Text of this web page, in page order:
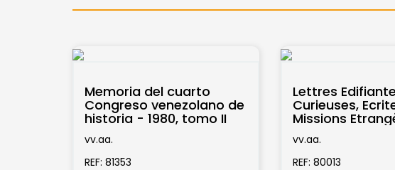
Memoria del cuarto
Congreso venezolano de
historia - 1980, tomo II
vv.aa.
REF: 81353
Lettres
Curieuses,
Missions
de Cinquante...
vv.aa.
REF: 80013